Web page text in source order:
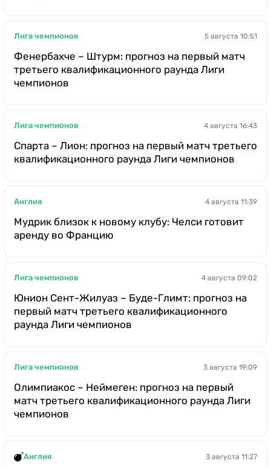
Лига чемпионов 5 августа 10:51
Фенербахче – Штурм: прогноз на первый матч
третьего квалификационного раунда Лиги
чемпионов
Лига чемпионов 4 августа 16:43
Спарта – Лион: прогноз на первый матч третьего
квалификационного раунда Лиги чемпионов
Англия 4 августа 11:39
Мудрик близок к новому клубу: Челси готовит
аренду во Францию
Лига чемпионов 4 августа 09:02
Юнион Сент-Жилуаз – Буде-Глимт: прогноз на
первый матч третьего квалификационного
раунда Лиги чемпионов
Лига чемпионов 3 августа 19:09
Олимпиакос – Неймеген: прогноз на первый
матч третьего квалификационного раунда Лиги
чемпионов
Англия 3 августа 11:27